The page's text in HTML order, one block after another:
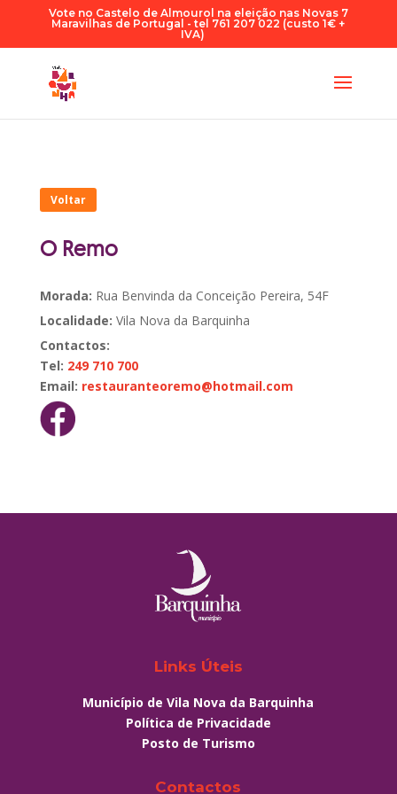
Vote no Castelo de Almourol na eleição nas Novas 7
Maravilhas de Portugal - tel 761 207 022 (custo 1€ +
IVA)
Voltar
O Remo
Morada: Rua Benvinda da Conceição Pereira, 54F
Localidade: Vila Nova da Barquinha
Contactos:
Tel: 249 710 700
Email: restauranteoremo@hotmail.com
Links Úteis
Município de Vila Nova da Barquinha
Política de Privacidade
Posto de Turismo
Contactos